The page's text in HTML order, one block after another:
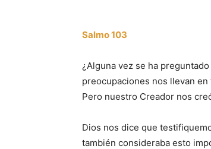
Salmo 103
¿Alguna vez se ha
preocupaciones nos llevan
Pero nuestro Creador nos
Dios nos dice que
también consideraba esto